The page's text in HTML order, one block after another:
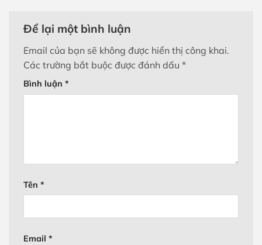
Để lại một bình luận
Email của bạn sẽ không được hiển thị công khai.
Các trường bắt buộc được đánh dấu *
Bình luận *
Tên *
Email *